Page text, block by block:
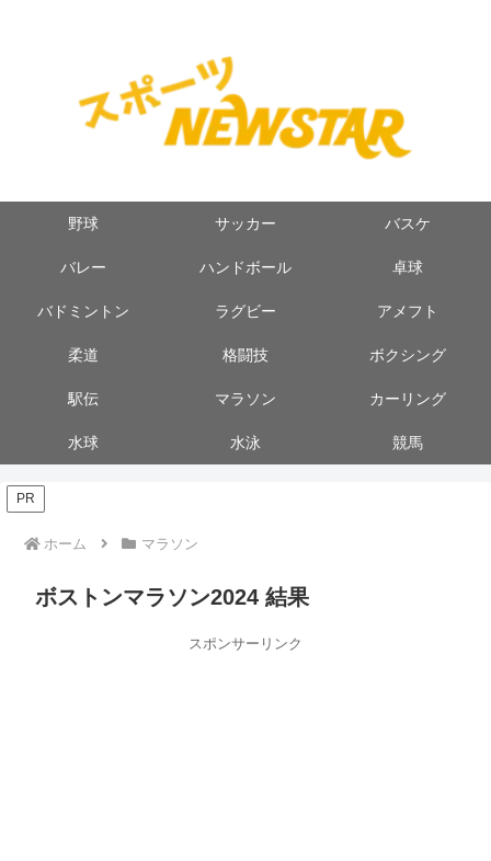
野球 サッカー バスケ
バレー ハンドボール 卓球
バドミントン ラグビー アメフト
柔道 格闘技 ボクシング
駅伝 マラソン カーリング
水球 水泳 競馬
PR
ホーム マラソン
ボストンマラソン2024 結果
スポンサーリンク